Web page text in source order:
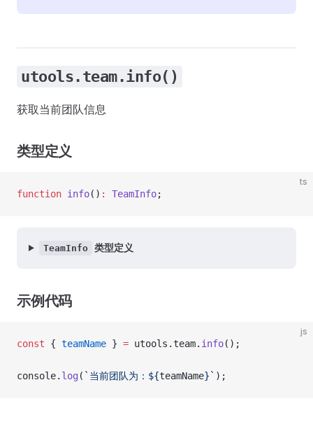
utools.team.info()
获取当前团队信息
类型定义
ts
function info() : TeamInfo;
TeamInfo 类型定义
示例代码
js
const { teamName } = utools.team. info();
console. log ( `当前团队为：${teamName}` );